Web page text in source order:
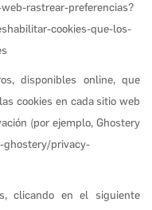
rastrear-preferencias?
cookies-que-los-
disponibles online, que
cookies en cada sitio web
(por ejemplo, Ghostery
ghostery/privacy-
clicando en el siguiente